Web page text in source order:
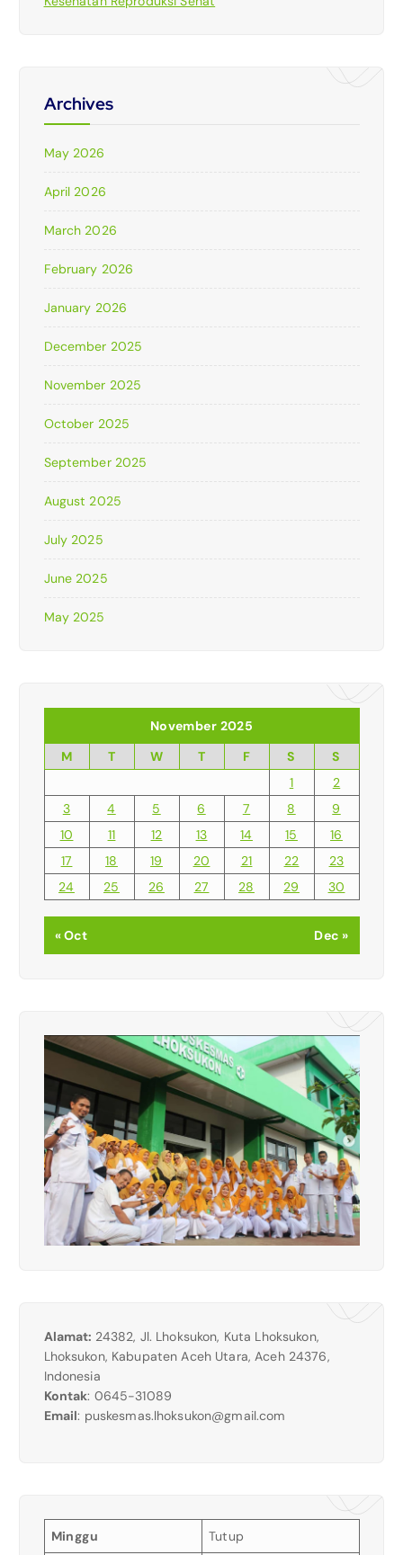
Archives
May 2026
April 2026
March 2026
February 2026
January 2026
December 2025
November 2025
October 2025
September 2025
August 2025
July 2025
June 2025
May 2025
November 2025
M
T W T F S
S
1
2
3
4 5 6 7 8
9
10
11 12 13 14 15
16
17
18 19 20 21 22
23
24
25 26 27 28 29 30
« Oct Dec »
Alamat: 24382, Jl. Lhoksukon, Kuta Lhoksukon,
Lhoksukon, Kabupaten Aceh Utara, Aceh 24376,
Indonesia
Kontak: 0645-31089
Email: puskesmas.lhoksukon@gmail.com
Minggu Tutup